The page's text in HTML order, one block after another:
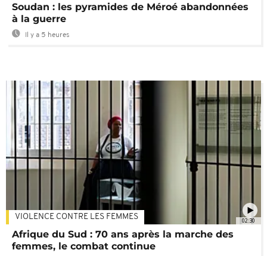
Soudan : les pyramides de Méroé abandonnées
à la guerre
Il y a 5 heures
02:30
VIOLENCE CONTRE LES FEMMES
Afrique du Sud : 70 ans après la marche des
femmes, le combat continue